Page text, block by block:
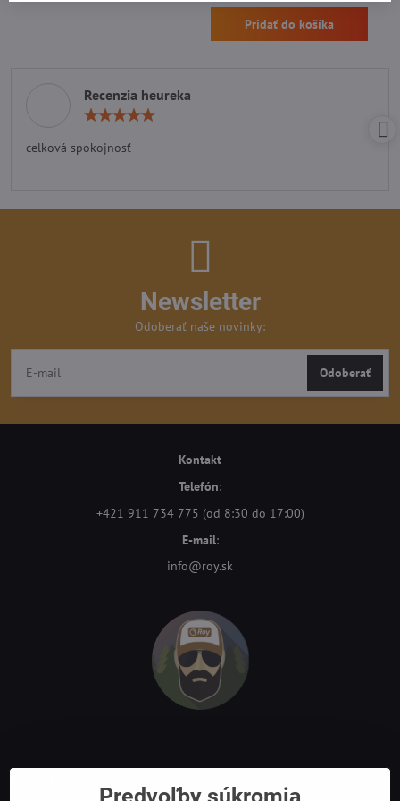
Pridať do košíka
Recenzia heureka
celková spokojnosť
Newsletter
Odoberať naše novinky:
Odoberať
Kontakt
Telefón:
+421 911 734 775 (od 8:30 do 17:00)
E-mail:
info@roy.sk